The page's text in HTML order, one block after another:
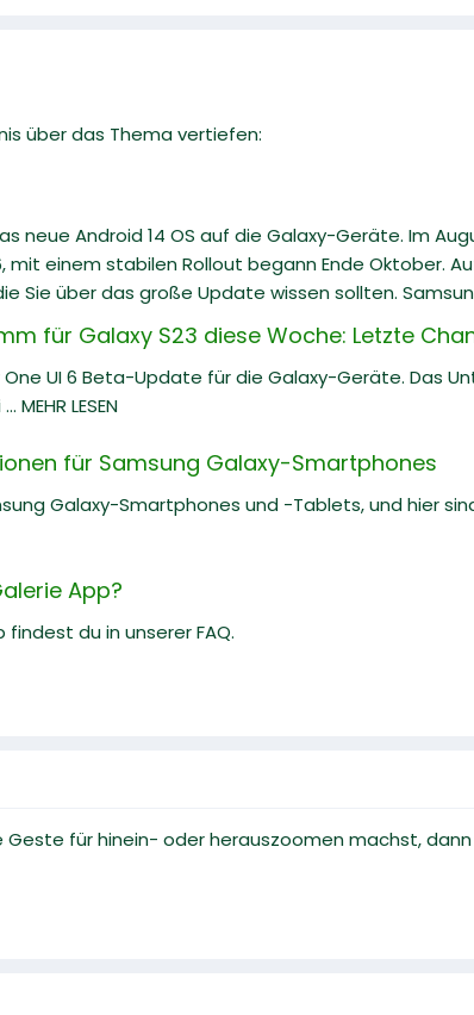
über das Thema vertiefen:
neue Android 14 OS auf die Galaxy-Geräte. Im
einem stabilen Rollout begann Ende Oktober.
Sie über das große Update wissen sollten.
für Galaxy S23 diese Woche: Letzte
UI 6 Beta-Update für die Galaxy-Geräte. Das
LESEN
für Samsung Galaxy-Smartphones
Galaxy-Smartphones und -Tablets, und hier
App?
findest du in unserer FAQ.
für hinein- oder herauszoomen machst,